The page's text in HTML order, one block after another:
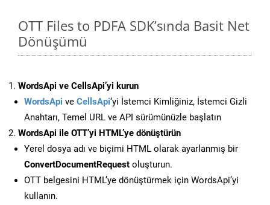
OTT Files to PDFA SDK’sında Basit Net
Dönüşümü
WordsApi ve CellsApi’yi kurun
WordsApi ve CellsApi‘yi İstemci Kimliğiniz, İstemci Gizli
Anahtarı, Temel URL ve API sürümünüzle başlatın
WordsApi ile OTT’yi HTML’ye dönüştürün
Yerel dosya adı ve biçimi HTML olarak ayarlanmış bir
ConvertDocumentRequest oluşturun.
OTT belgesini HTML’ye dönüştürmek için WordsApi’yi
kullanın.